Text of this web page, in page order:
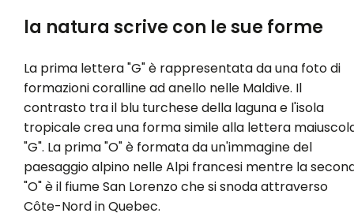
la natura scrive con le sue forme
La prima lettera "G" è rappresentata da una foto di
formazioni coralline ad anello nelle Maldive. Il
contrasto tra il blu turchese della laguna e l'isola
tropicale crea una forma simile alla lettera
"G". La prima "O" è formata da un'immagine del
paesaggio alpino nelle Alpi francesi mentre la
"O" è il fiume San Lorenzo che si snoda attraverso
Côte-Nord in Quebec.